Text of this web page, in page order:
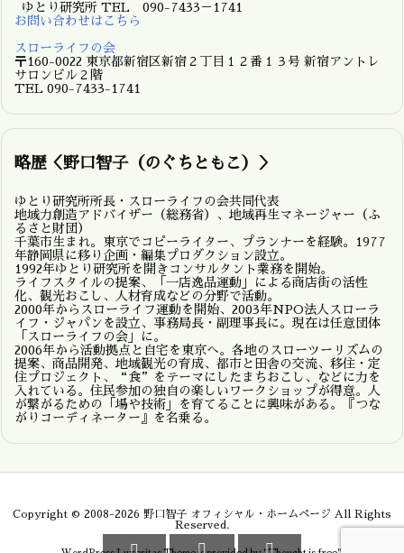
ゆとり研究所 TEL 090-7433－1741
お問い合わせはこちら
スローライフの会
〒160-0022 東京都新宿区新宿２丁目１２番１３号 新宿アントレ
サロンビル２階
TEL 090-7433-1741
略歴＜野口智子（のぐちともこ）＞
ゆとり研究所所長・スローライフの会共同代表
地域力創造アドバイザー（総務省）、地域再生マネージャー（ふ
るさと財団）
千葉市生まれ。東京でコピーライター、プランナーを経験。1977
年静岡県に移り企画・編集プロダクション設立。
1992年ゆとり研究所を開きコンサルタント業務を開始。
ライフスタイルの提案、「一店逸品運動」による商店街の活性
化、観光おこし、人材育成などの分野で活動。
2000年からスローライフ運動を開始、2003年NPO法人スローラ
イフ・ジャパンを設立、事務局長・副理事長に。現在は任意団体
「スローライフの会」に。
2006年から活動拠点と自宅を東京へ。各地のスローツーリズムの
提案、商品開発、地域観光の育成、都市と田舎の交流、移住・定
住プロジェクト、“食”をテーマにしたまちおこし、などに力を
入れている。住民参加の独自の楽しいワークショップが得意。人
が繋がるための「場や技術」を育てることに興味がある。『つな
がりコーディネーター』を名乗る。
Copyright © 2008-2026 野口智子 オフィシャル・ホームページ All Rights
Reserved.
  